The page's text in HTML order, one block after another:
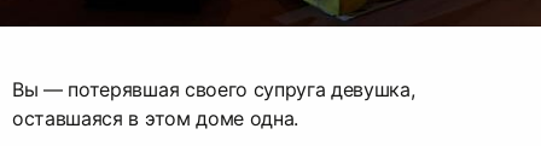
Вы — потерявшая своего супруга девушка,
оставшаяся в этом доме одна.